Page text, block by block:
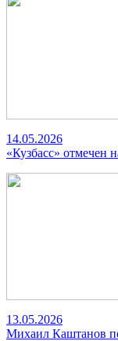
14.05.2026
«Кузбасс» отмечен
13.05.2026
Михаил Каштанов